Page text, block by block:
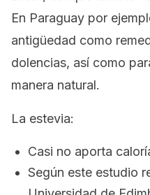
En Paraguay por
antigüedad como
dolencias, así como
manera natural.
La estevia:
Casi no aporta
Según este estudio